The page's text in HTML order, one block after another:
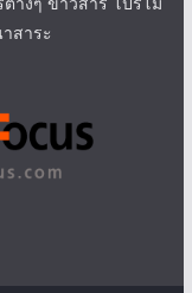
สาระ